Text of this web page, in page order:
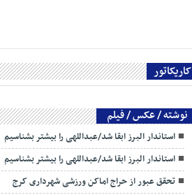
کاریکاتور
نوشته / عکس / فیلم
استاندار البرز ابقا شد/عبداللهی را بیشتر بشناسیم
استاندار البرز ابقا شد/عبداللهی را بیشتر بشناسیم
تحقق عبور از حراج اماکن ورزشی شهرداری کرج